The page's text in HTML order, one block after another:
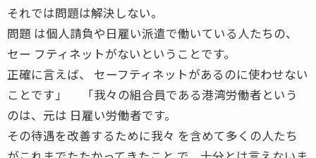
それでは問題は解決しない。
問題 は個人請負や日雇い派遣で働いている人たちの、
セー フティネットがないということです。
正確に言えば、 セーフティネットがあるのに使わせない
ことです」 「我々の組合員である港湾労働者という
のは、元は 日雇い労働者です。
その待遇を改善するために我々 を含めて多くの人たち